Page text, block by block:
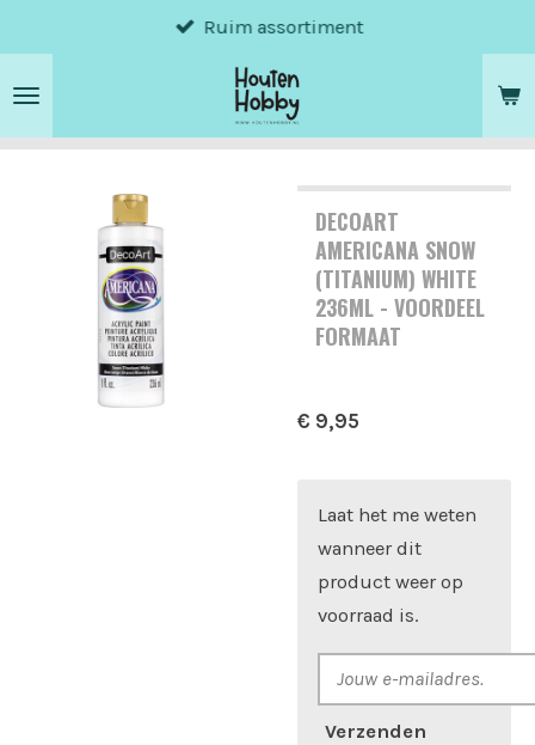
direct
naar
Ruim assortiment
DECOART
AMERICANA SNOW
(TITANIUM) WHITE
236ML - VOORDEEL
FORMAAT
€ 9,95
Laat het me weten
wanneer dit
product weer op
voorraad is.
Verzenden